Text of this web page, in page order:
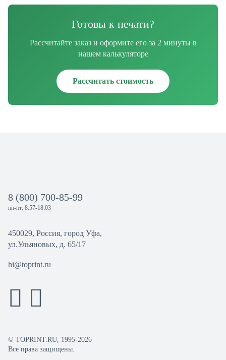
Готовы к печати?
Рассчитайте заказ и оформите его за 2 минуты в
нашем калькуляторе
Рассчитать стоимость
8 (800) 700-85-99
пн-пт: 8:57-18:03
450029, Россия, город Уфа,
ул.Ульяновых, д. 65/17
hi@toprint.ru
© TOPRINT.RU, 1995-2026
Все права защищены.